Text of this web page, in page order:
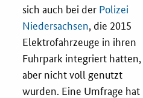
sich auch bei der Polizei
Niedersachsen , die 2015
Elektrofahrzeuge in ihren
Fuhrpark integriert hatten,
aber nicht voll genutzt
wurden. Eine Umfrage hat